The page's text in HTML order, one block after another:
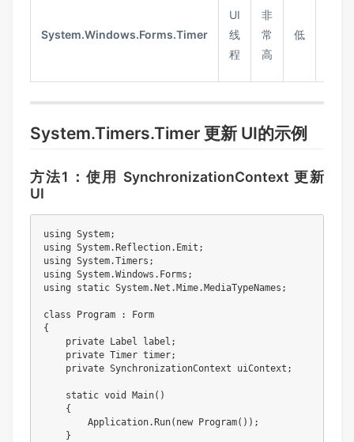
System.Windows.Forms.Timer
UI
线
程
非
常
高
低
System.Timers.Timer 更新 UI的示例
方法1：使用 SynchronizationContext 更新
UI
using System;
using System.Reflection.Emit;
using System.Timers;
using System.Windows.Forms;
using static System.Net.Mime.MediaTypeNames;
class Program : Form
{
    private Label label;
    private Timer timer;
    private SynchronizationContext uiContext;
    static void Main()
    {
        Application.Run(new Program());
    }